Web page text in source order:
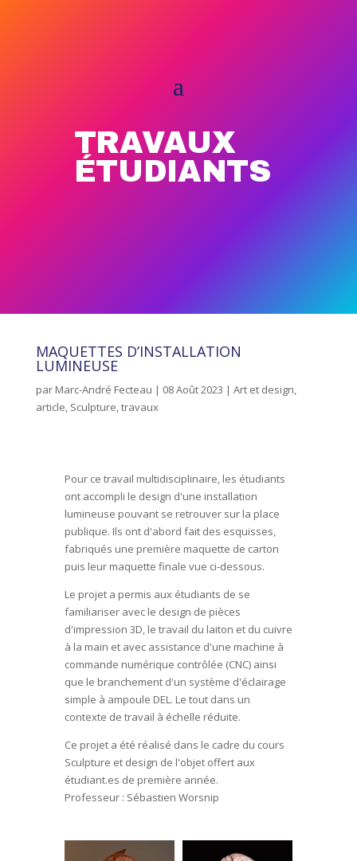
TRAVAUX
ÉTUDIANTS
MAQUETTES D’INSTALLATION
LUMINEUSE
par Marc-André Fecteau | 08 Août 2023 | Art et design,
article, Sculpture,travaux
Pour ce travail multidisciplinaire, les étudiants
ont accompli le design d'une installation
lumineuse pouvant se retrouver sur la place
publique. Ils ont d'abord fait des esquisses,
fabriqués une première maquette de carton
puis leur maquette finale vue ci-dessous.
Le projet a permis aux étudiants de se
familiariser avec le design de pièces
d'impression 3D, le travail du laiton et du cuivre
à la main et avec assistance d'une machine à
commande numérique contrôlée (CNC) ainsi
que le branchement d'un système d'éclairage
simple à ampoule DEL. Le tout dans un
contexte de travail à échelle réduite.
Ce projet a été réalisé dans le cadre du cours
Sculpture et design de l'objet offert aux
étudiant.es de première année.
Professeur : Sébastien Worsnip